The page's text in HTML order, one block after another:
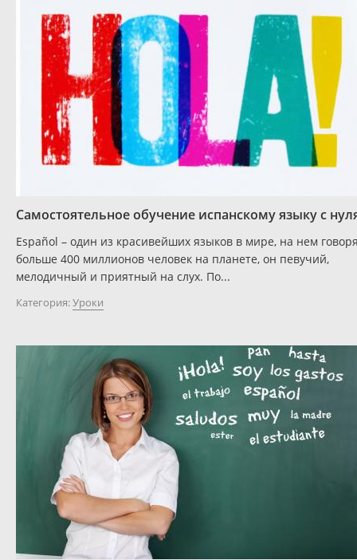
Самостоятельное обучение испанскому языку с
Español – один из красивейших языков в мире, на нем
больше 400 миллионов человек на планете, он певучий,
мелодичный и приятный на слух. По...
Категория:Уроки